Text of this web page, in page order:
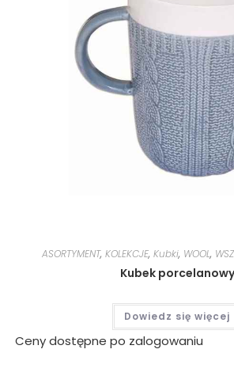
ASORTYMENT, KOLEKCJE, Kubki, WOOL,
Kubek porcelanowy
Dowiedz się więcej
Ceny dostępne po zalogowaniu